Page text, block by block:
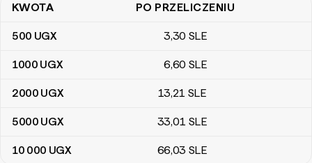
Tabela przeliczeń szylingi ugandyjskie na leone sierraleońskiego
KWOTA PO PRZELICZENIU
500 UGX 3,30 SLE
1000 UGX 6,60 SLE
2000 UGX 13,21 SLE
5000 UGX 33,01 SLE
10 000 UGX 66,03 SLE